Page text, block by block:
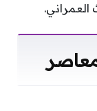
العمراني.